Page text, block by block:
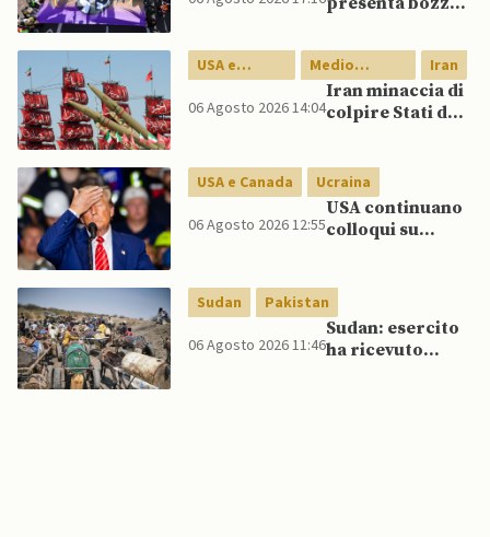
integrazione
milizie curde del
PKK
USA e
Canada
Medio
Oriente
Iran
06 Agosto 2026 14:04
Iran minaccia di
colpire Stati del
USA e Canada Ucraina
06 Agosto 2026 12:55
USA continuano
colloqui su
Patriot in
Ucraina,
nonostante
dubbi di Trump,
Sudan Pakistan
06 Agosto 2026 11:46
Sudan: esercito
ha ricevuto